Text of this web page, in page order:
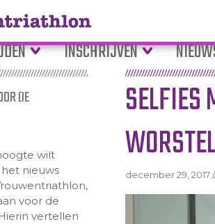
INSCHRIJVEN
DE
wilt
nieuws
voor de
vertellen
SELFIES
december 29, 2017